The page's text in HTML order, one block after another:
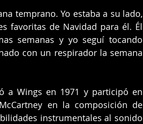
temprano. Yo estaba a su lado,
favoritas de Navidad para él. Él
semanas y yo seguí tocando
con un respirador la semana
a Wings en 1971 y participó en
en la composición de
instrumentales al sonido